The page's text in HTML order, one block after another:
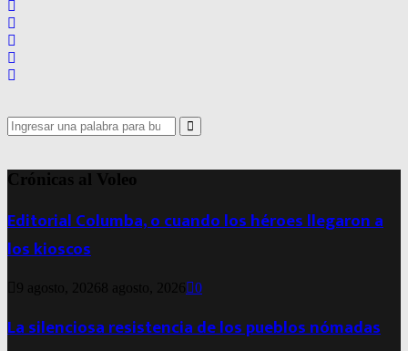
Search
for:
Search
Crónicas al Voleo
Editorial Columba, o cuando los héroes llegaron a
los kioscos
9 agosto, 20268 agosto, 2026 0
La silenciosa resistencia de los pueblos nómadas